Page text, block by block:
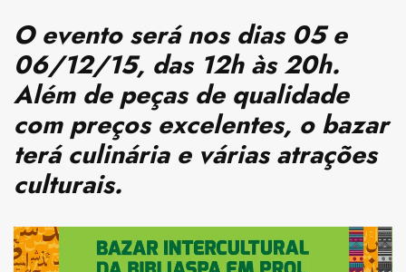
O evento será nos dias 05 e
06/12/15, das 12h às 20h.
Além de peças de qualidade
com preços excelentes, o bazar
terá culinária e várias atrações
culturais.